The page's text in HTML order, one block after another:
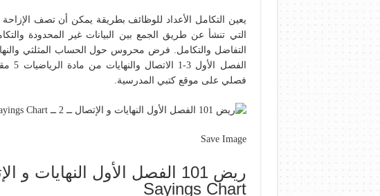
يعين التكامل الأعداد للوظائف بطريقة يمكن أن تصف
التي تنشأ عن طريق الجمع بين البيانات غير المحدودة
التفاضل والتكامل. فرض محروس حول الحساب المثلثي
فصلي على موقع كتبي المدرسية.
Save Image
Sayings Chart